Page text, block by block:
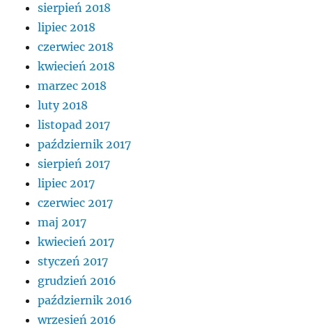
sierpień 2018
lipiec 2018
czerwiec 2018
kwiecień 2018
marzec 2018
luty 2018
listopad 2017
październik 2017
sierpień 2017
lipiec 2017
czerwiec 2017
maj 2017
kwiecień 2017
styczeń 2017
grudzień 2016
październik 2016
wrzesień 2016